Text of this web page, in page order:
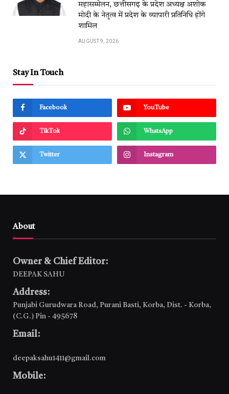
महासम्मेलन, छत्तीसगढ़ के प्रदेश अध्यक्ष अशोक
मोदी के नेतृत्व में प्रदेश के व्यापारी प्रतिनिधि होंगे
शामिल
AUGUST 9, 2026
Stay In Touch
Facebook YouTube
TikTok WhatsApp
Twitter Instagram
About
Owner & Chief Editor:
DEEPAK SAHU
Address:
Punjabi Gurudwara Road, Purani Basti, Korba, Dist. - Korba,
(C.G.) Pin - 495678
Email:
deepaksahu1411@gmail.com
Mobile: